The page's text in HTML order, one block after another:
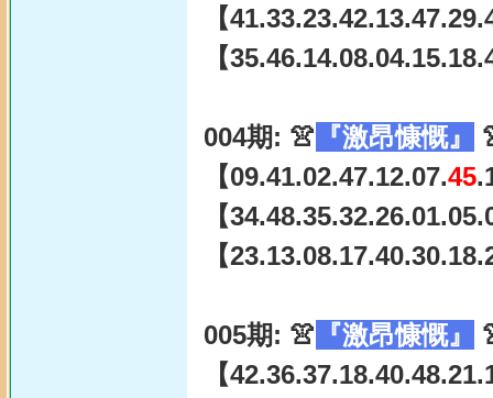
【
【
004期: 👚 『激昂慷慨』
【09.41.02.47.12.07.45
【
【
005期: 👚 『激昂慷慨』
【